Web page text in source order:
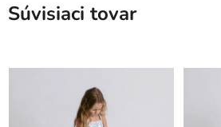
Súvisiaci tovar